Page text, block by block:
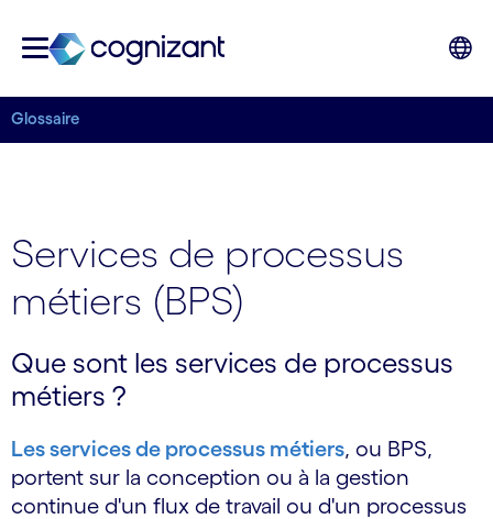
Glossaire
Services de processus
métiers (BPS)
Que sont les services de processus
métiers ?
Les services de processus métiers, ou BPS,
portent sur la conception ou à la gestion
continue d'un flux de travail ou d'un processus